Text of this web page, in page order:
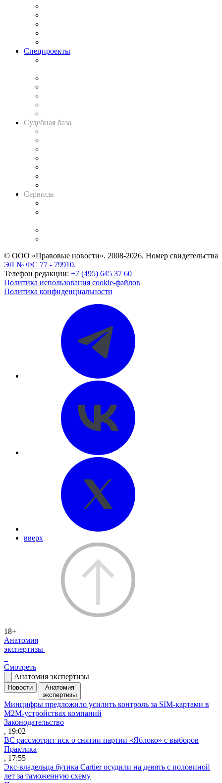
Спецпроекты
Судебная база
Сервисы
© ООО «Правовые новости». 2008-2026. Номер свидетельства
ЭЛ № ФС 77 - 79910.
Телефон редакции: +7 (495) 645 37 60
Политика использования cookie-файлов
Политика конфиденциальности
вверх
18+
Анатомия
экспертизы
Смотреть
Анатомия экспертизы
Новости
Анатомия
экспертизы
Минцифры предложило усилить контроль за SIM-картами в
M2M-устройствах компаний
Законодательство
, 19:02
ВС рассмотрит иск о снятии партии «Яблоко» с выборов
Практика
, 17:55
Экс-владельца бутика Cartier осудили на девять с половиной
лет за таможенную схему